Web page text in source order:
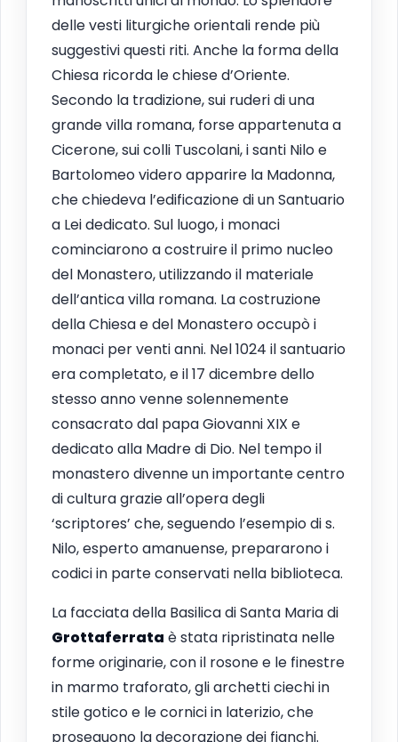
delle vesti liturgiche orientali rende più
suggestivi questi riti. Anche la forma della
Chiesa ricorda le chiese d’Oriente.
Secondo la tradizione, sui ruderi di una
grande villa romana, forse appartenuta a
Cicerone, sui colli Tuscolani, i santi Nilo e
Bartolomeo videro apparire la Madonna,
che chiedeva l’edificazione di un Santuario
a Lei dedicato. Sul luogo, i monaci
cominciarono a costruire il primo nucleo
del Monastero, utilizzando il materiale
dell’antica villa romana. La costruzione
della Chiesa e del Monastero occupò i
monaci per venti anni. Nel 1024 il santuario
era completato, e il 17 dicembre dello
stesso anno venne solennemente
consacrato dal papa Giovanni XIX e
dedicato alla Madre di Dio. Nel tempo il
monastero divenne un importante centro
di cultura grazie all’opera degli
‘scriptores’ che, seguendo l’esempio di s.
Nilo, esperto amanuense, prepararono i
codici in parte conservati nella biblioteca.
La facciata della Basilica di Santa Maria di
Grottaferrata è stata ripristinata nelle
forme originarie, con il rosone e le finestre
in marmo traforato, gli archetti ciechi in
stile gotico e le cornici in laterizio, che
proseguono la decorazione dei fianchi.